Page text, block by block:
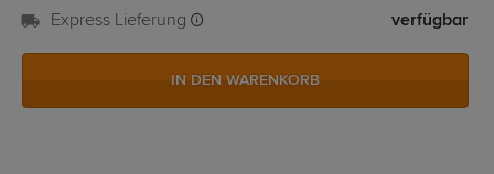
Express Lieferung verfügbar
IN DEN WARENKORB